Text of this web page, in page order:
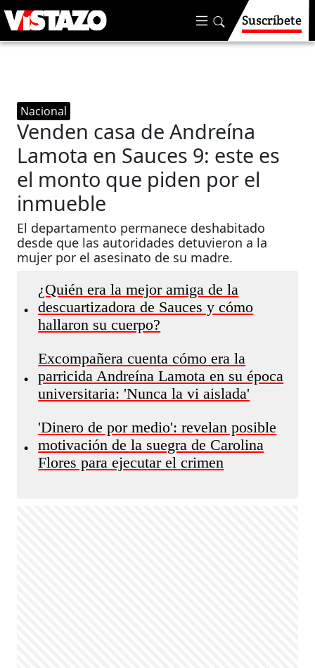
Suscríbete
Nacional
Venden casa de Andreína
Lamota en Sauces 9: este es
el monto que piden por el
inmueble
El departamento permanece deshabitado
desde que las autoridades detuvieron a la
mujer por el asesinato de su madre.
•
¿Quién era la mejor amiga de la
descuartizadora de Sauces y cómo
hallaron su cuerpo?
•
Excompañera cuenta cómo era la
parricida Andreína Lamota en su época
universitaria: 'Nunca la vi aislada'
•
'Dinero de por medio': revelan posible
motivación de la suegra de Carolina
Flores para ejecutar el crimen